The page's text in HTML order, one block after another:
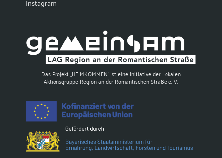
Instagram
Das Projekt „HEIMKOMMEN“ ist eine Initiative der Lokalen
Aktionsgruppe Region an der Romantischen Straße e. V.